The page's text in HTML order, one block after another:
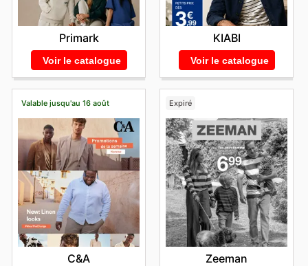
incroyables deDamart disponibles aujourd'hui.
Primark
Voir le catalogue
KIABI
Voir le catalogue
Valable jusqu'au 16 août
C&A
Expiré
Zeeman